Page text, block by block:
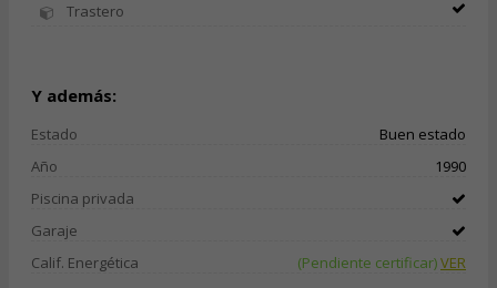
Trastero
Y además:
Estado
Buen estado
Año
1990
Piscina privada
Garaje
Calif. Energética
(Pendiente certificar)VER